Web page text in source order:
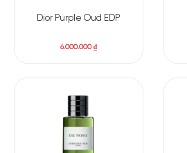
Dior Purple Oud EDP
6.000.000₫